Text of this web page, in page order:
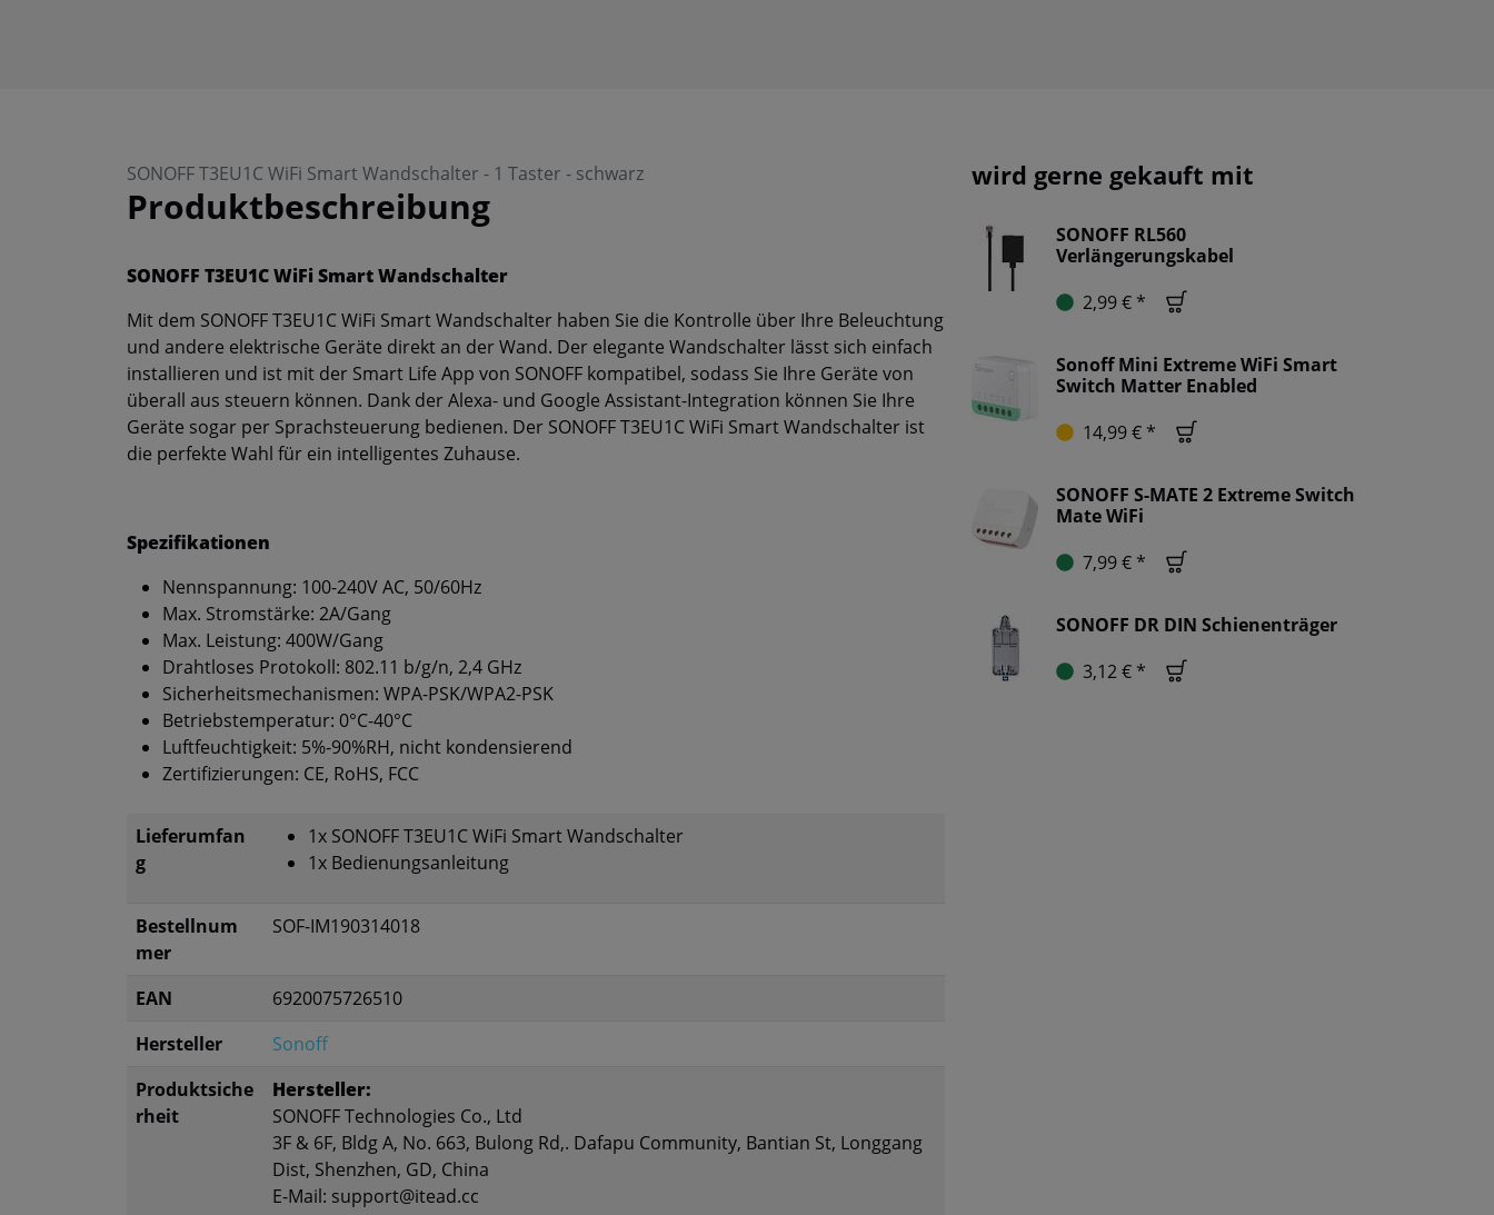
SONOFF T3EU1C WiFi Smart Wandschalter - 1 Taster - schwarz
Produktbeschreibung
SONOFF T3EU1C WiFi Smart Wandschalter
Mit dem SONOFF T3EU1C WiFi Smart Wandschalter haben Sie die Kontrolle über Ihre Beleuchtung
und andere elektrische Geräte direkt an der Wand. Der elegante Wandschalter lässt sich einfach
installieren und ist mit der Smart Life App von SONOFF kompatibel, sodass Sie Ihre Geräte von
überall aus steuern können. Dank der Alexa- und Google Assistant-Integration können Sie Ihre
Geräte sogar per Sprachsteuerung bedienen. Der SONOFF T3EU1C WiFi Smart Wandschalter ist
die perfekte Wahl für ein intelligentes Zuhause.
Spezifikationen
Nennspannung: 100-240V AC, 50/60Hz
Max. Stromstärke: 2A/Gang
Max. Leistung: 400W/Gang
Drahtloses Protokoll: 802.11 b/g/n, 2,4 GHz
Sicherheitsmechanismen: WPA-PSK/WPA2-PSK
Betriebstemperatur: 0°C-40°C
Luftfeuchtigkeit: 5%-90%RH, nicht kondensierend
Zertifizierungen: CE, RoHS, FCC
Lieferumfan
g
1x SONOFF T3EU1C WiFi Smart Wandschalter
1x Bedienungsanleitung
Bestellnum
mer
SOF-IM190314018
EAN
6920075726510
Hersteller
Sonoff
Produktsiche
rheit
Hersteller:
SONOFF Technologies Co., Ltd
3F & 6F, Bldg A, No. 663, Bulong Rd,. Dafapu Community, Bantian St, Longgang
Dist, Shenzhen, GD, China
E-Mail: support@itead.cc
wird gerne gekauft mit
SONOFF RL560
Verlängerungskabel
2,99 € *
Sonoff Mini Extreme WiFi Smart
Switch Matter Enabled
14,99 € *
SONOFF S-MATE 2 Extreme Switch
Mate WiFi
7,99 € *
SONOFF DR DIN Schienenträger
3,12 € *